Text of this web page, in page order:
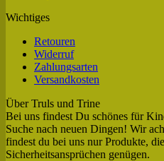
Wichtiges
Retouren
Widerruf
Zahlungsarten
Versandkosten
Über Truls und Trine
Bei uns findest Du schönes für
Suche nach neuen Dingen! Wir
findest du bei uns nur Produkte,
Sicherheitsansprüchen genügen.